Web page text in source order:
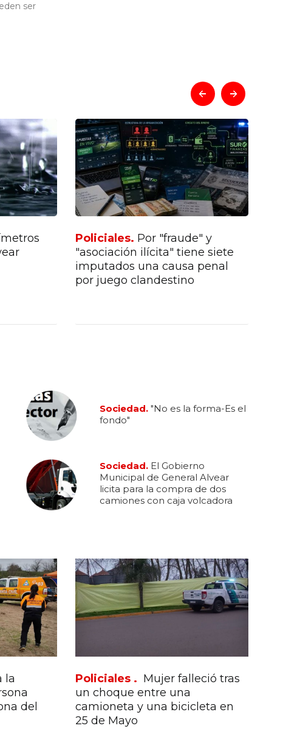
ser
Policiales. Por "fraude" y
"asociación ilícita" tiene siete
imputados una causa penal
por juego clandestino
prev next
Sociedad. "No es la forma-Es el
fondo"
Sociedad. El Gobierno
Municipal de General Alvear
licita para la compra de dos
camiones con caja volcadora
la
del
Policiales . Mujer falleció tras
un choque entre una
camioneta y una bicicleta en
25 de Mayo